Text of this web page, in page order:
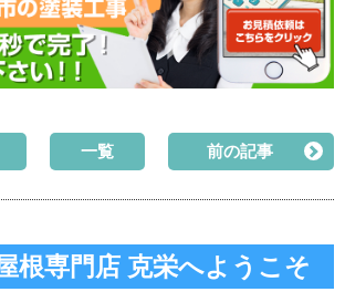
一覧 前の記事
根専門店 克栄へようこそ